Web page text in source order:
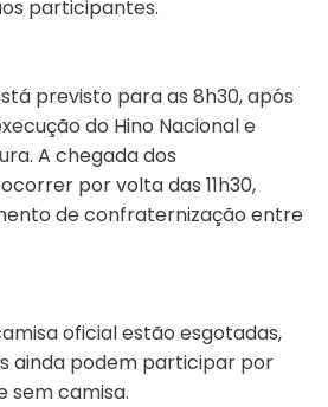
participantes.
previsto para as 8h30, após
do Hino Nacional e
A chegada dos
por volta das 11h30,
de confraternização entre
oficial estão esgotadas,
ainda podem participar por
sem camisa.